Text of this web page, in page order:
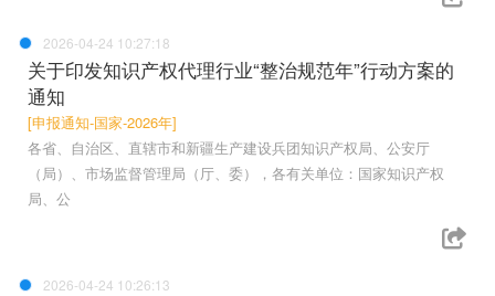
2026-04-24 10:27:18
关于印发知识产权代理行业“整治规范年”行动方案的
通知
[申报通知-国家-2026年]
各省、自治区、直辖市和新疆生产建设兵团知识产权局、公安厅
（局）、市场监督管理局（厅、委），各有关单位：国家知识产权
局、公
2026-04-24 10:26:13